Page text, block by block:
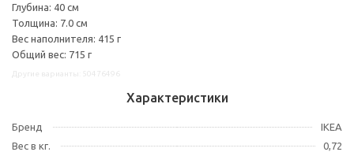
Глубина: 40 см
Толщина: 7.0 см
Вес наполнителя: 415 г
Общий вес: 715 г
Характеристики
Бренд
IKEA
Вес в кг.
0,72